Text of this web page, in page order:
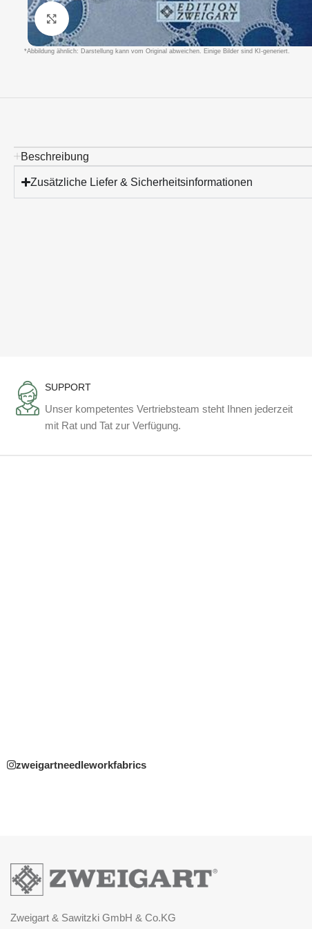
Klicken um zu vergrößern
*Abbildung ähnlich: Darstellung kann vom Original abweichen. Einige Bilder sind KI-generiert.
Beschreibung
Zusätzliche Liefer & Sicherheitsinformationen
SUPPORT
Unser kompetentes Vertriebsteam steht Ihnen jederzeit
mit Rat und Tat zur Verfügung.
zweigartneedleworkfabrics
Zweigart & Sawitzki GmbH & Co.KG